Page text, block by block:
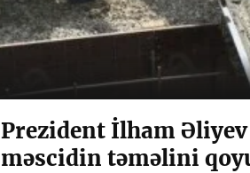
Prezident İlham Əliyev
məscidin təməlini